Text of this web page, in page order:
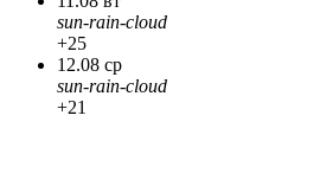
sun-rain-cloud
+25
12.08 ср
sun-rain-cloud
+21